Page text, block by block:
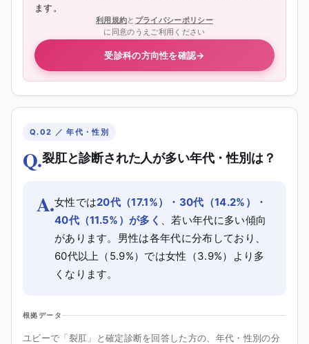
ます。
利用規約と プライバシーポリシー
に同意のうえご利用ください
受診科の方向性を確認→
Q.02 ／ 年代・性別
Q.裂肛と診断された人が多い年代・性別は？
A.女性では20代（17.1%）・30代（14.2%）・
40代（11.5%）が多く 、若い年代に多い傾向
があります。男性は各年代に分布しており、
60代以上（5.9%）では女性（3.9%）より多
くなります。
根拠データ
ユビーで「裂肛」と確定診断を回答した方の、年代・性別の分